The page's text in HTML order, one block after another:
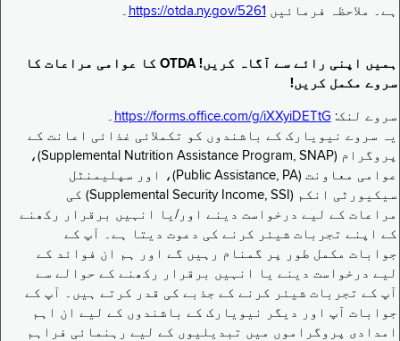
ہے۔ ملاحظہ فرمائیں https://otda.ny.gov/5261 ۔
ہمیں اپنی رائے سے آگاہ کریں! OTDA کا عوامی مراعات کا
سروے مکمل کریں!
سروے لنک: https://forms.office.com/g/iXXyiDETtG ۔
یہ سروے نیویارک کے باشندوں کو تکملائی غذائی اعانت کے
پروگرام (Supplemental Nutrition Assistance Program, SNAP)،
عوامی معاونت (Public Assistance, PA)، اور سپلیمنٹل
سیکیورٹی انکم (Supplemental Security Income, SSI) کی
مراعات کے لیے درخواست دینے اور/یا انہیں برقرار رکھنے
کے اپنے تجربات شیئر کرنے کی دعوت دیتا ہے۔ آپ کے
جوابات مکمل طور پر گمنام رہیں گے اور ہم ان فوائد کے
لیے درخواست دینے یا انہیں برقرار رکھنے کے حوالے سے
آپ کے تجربات شیئر کرنے کے جذبے کی قدر کرتے ہیں۔ آپ کے
جوابات آپ اور دیگر نیویارک کے باشندوں کے لیے ان اہم
امدادی پروگراموں میں تبدیلیوں کے لیے رہنمائی فراہم